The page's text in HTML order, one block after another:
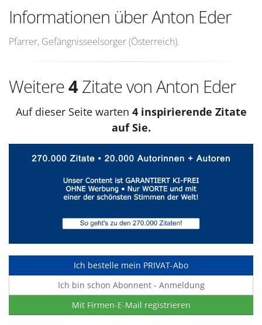
Informationen über Anton Eder
Pfarrer, Gefängnisseelsorger (Österreich).
Weitere4 Zitate von Anton Eder
Auf dieser Seite warten 4 inspirierende Zitate
auf Sie.
Ich bestelle mein PRIVAT-Abo
Ich bin schon Abonnent - Anmeldung
Mit Firmen-E-Mail registrieren